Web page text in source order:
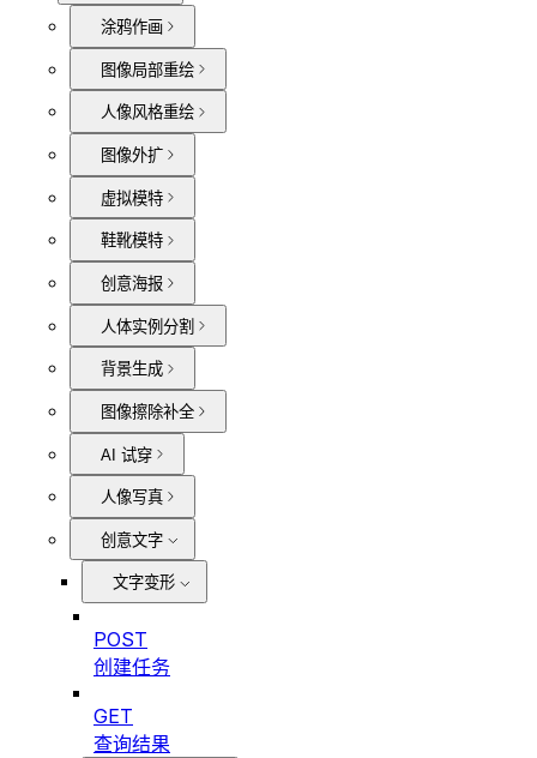
涂鸦作画
图像局部重绘
人像风格重绘
图像外扩
虚拟模特
鞋靴模特
创意海报
人体实例分割
背景生成
图像擦除补全
AI 试穿
人像写真
创意文字
文字变形
POST
创建任务
GET
查询结果